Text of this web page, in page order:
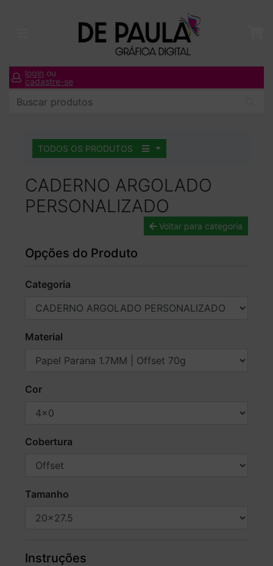
login ou
cadastre-se
TODOS OS PRODUTOS
CADERNO ARGOLADO
PERSONALIZADO
Voltar para categoria
Opções do Produto
Categoria
Material
Cor
Cobertura
Tamanho
Instruções